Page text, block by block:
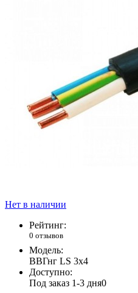
Нет в наличии
Рейтинг:
0 отзывов
Модель:
ВВГнг LS 3х4
Доступно:
Под заказ 1-3 дня0